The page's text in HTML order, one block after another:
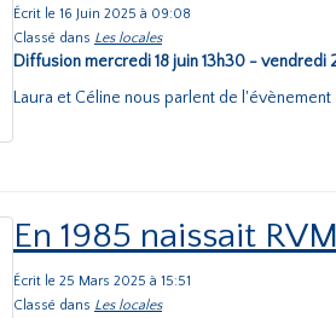
Écrit le 16 Juin 2025 à 09:08
Classé dans Les locales
Diffusion mercredi 18 juin 13h30 - vendredi
Laura et Céline nous parlent de
En 1985 naissait
Écrit le 25 Mars 2025 à 15:51
Classé dans Les locales